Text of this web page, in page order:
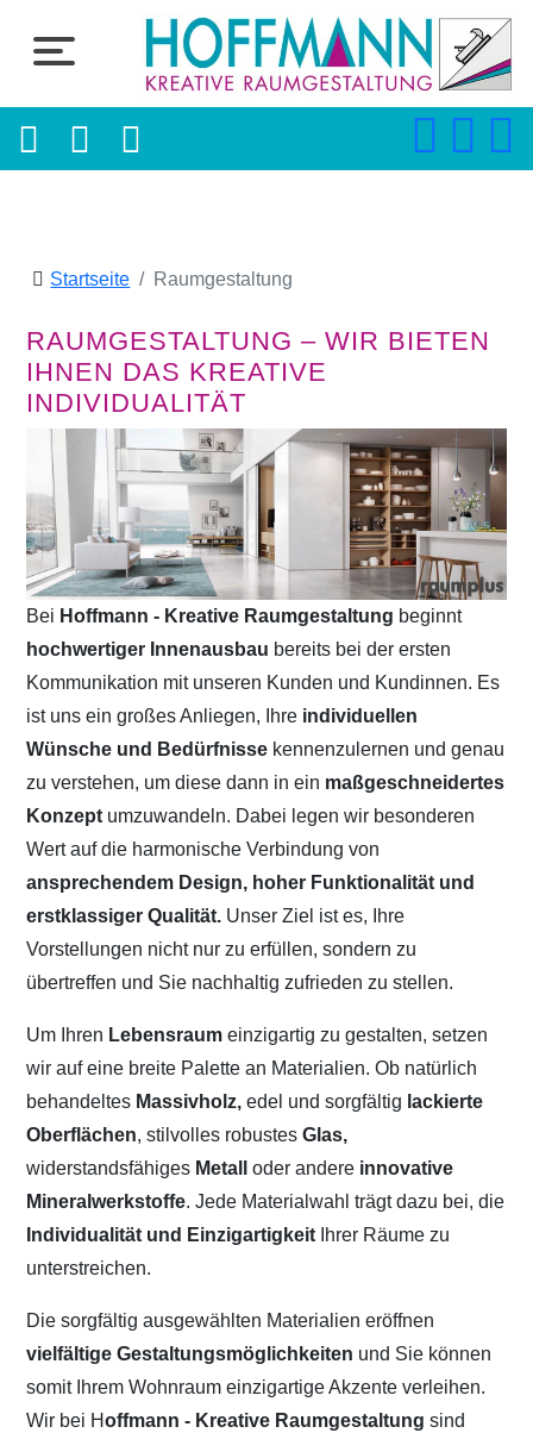
Startseite Raumgestaltung
RAUMGESTALTUNG – WIR BIETEN
IHNEN DAS KREATIVE
INDIVIDUALITÄT
Bei Hoffmann - Kreative Raumgestaltung beginnt
hochwertiger Innenausbau bereits bei der ersten
Kommunikation mit unseren Kunden und Kundinnen. Es
ist uns ein großes Anliegen, Ihre individuellen
Wünsche und Bedürfnisse kennenzulernen und genau
zu verstehen, um diese dann in ein maßgeschneidertes
Konzept umzuwandeln. Dabei legen wir besonderen
Wert auf die harmonische Verbindung von
ansprechendem Design, hoher Funktionalität und
erstklassiger Qualität. Unser Ziel ist es, Ihre
Vorstellungen nicht nur zu erfüllen, sondern zu
übertreffen und Sie nachhaltig zufrieden zu stellen.
Um Ihren Lebensraumeinzigartig zu gestalten, setzen
wir auf eine breite Palette an Materialien. Ob natürlich
behandeltes Massivholz, edel und sorgfältig lackierte
Oberflächen, stilvolles robustesGlas,
widerstandsfähiges Metalloder andere innovative
Mineralwerkstoffe. Jede Materialwahl trägt dazu bei, die
Individualität und Einzigartigkeit Ihrer Räume zu
unterstreichen.
Die sorgfältig ausgewählten Materialien eröffnen
vielfältige Gestaltungsmöglichkeiten und Sie können
somit Ihrem Wohnraum einzigartige Akzente verleihen.
Wir bei Hoffmann - Kreative Raumgestaltung sind